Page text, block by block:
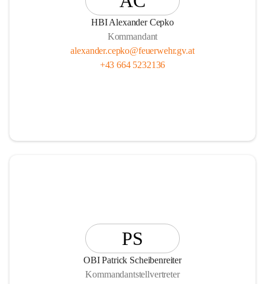
HBI Alexander Cepko
Kommandant
alexander.cepko@feuerwehr.gv.at
+43 664 5232136
PS
OBI Patrick Scheibenreiter
Kommandantstellvertreter